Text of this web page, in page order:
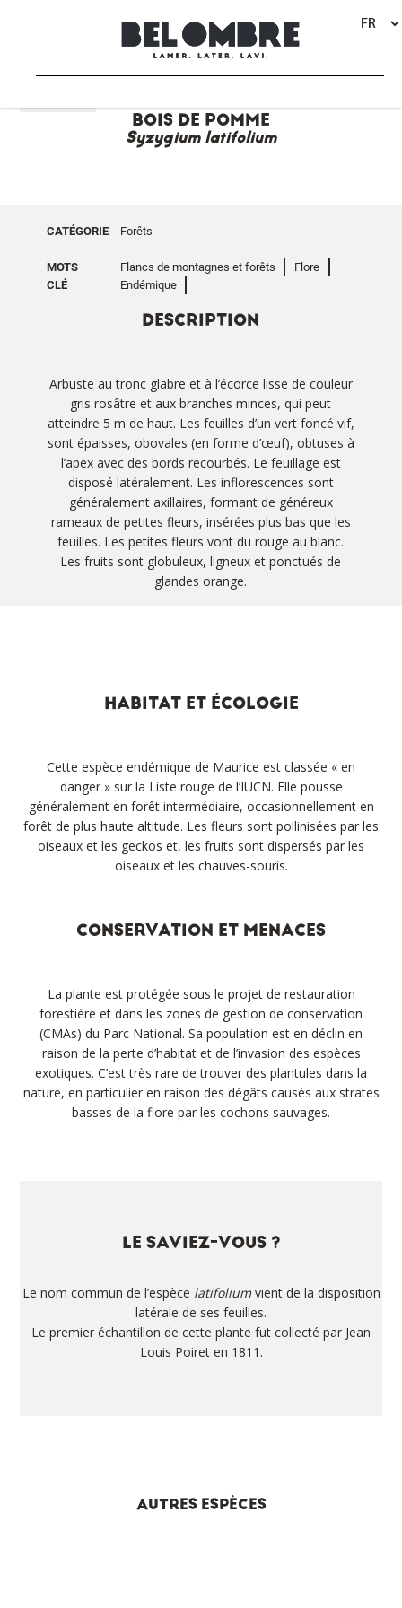
BOIS DE POMME
Syzygium latifolium
CATÉGORIE Forêts
MOTS
CLÉ
Flancs de montagnes et forêts
Flore
Endémique
DESCRIPTION
Arbuste au tronc glabre et à l’écorce lisse de couleur
gris rosâtre et aux branches minces, qui peut
atteindre 5 m de haut. Les feuilles d’un vert foncé vif,
sont épaisses, obovales (en forme d’œuf), obtuses à
l’apex avec des bords recourbés. Le feuillage est
disposé latéralement. Les inflorescences sont
généralement axillaires, formant de généreux
rameaux de petites fleurs, insérées plus bas que les
feuilles. Les petites fleurs vont du rouge au blanc.
Les fruits sont globuleux, ligneux et ponctués de
glandes orange.
HABITAT ET ÉCOLOGIE
Cette espèce endémique de Maurice est classée « en
danger » sur la Liste rouge de l’IUCN. Elle pousse
généralement en forêt intermédiaire, occasionnellement en
forêt de plus haute altitude. Les fleurs sont pollinisées par les
oiseaux et les geckos et, les fruits sont dispersés par les
oiseaux et les chauves-souris.
CONSERVATION ET MENACES
La plante est protégée sous le projet de restauration
forestière et dans les zones de gestion de conservation
(CMAs) du Parc National. Sa population est en déclin en
raison de la perte d’habitat et de l’invasion des espèces
exotiques. C’est très rare de trouver des plantules dans la
nature, en particulier en raison des dégâts causés aux strates
basses de la flore par les cochons sauvages.
LE SAVIEZ-VOUS ?
Le nom commun de l’espèce latifoliumvient de la disposition
latérale de ses feuilles.
Le premier échantillon de cette plante fut collecté par Jean
Louis Poiret en 1811.
AUTRES ESPÈCES